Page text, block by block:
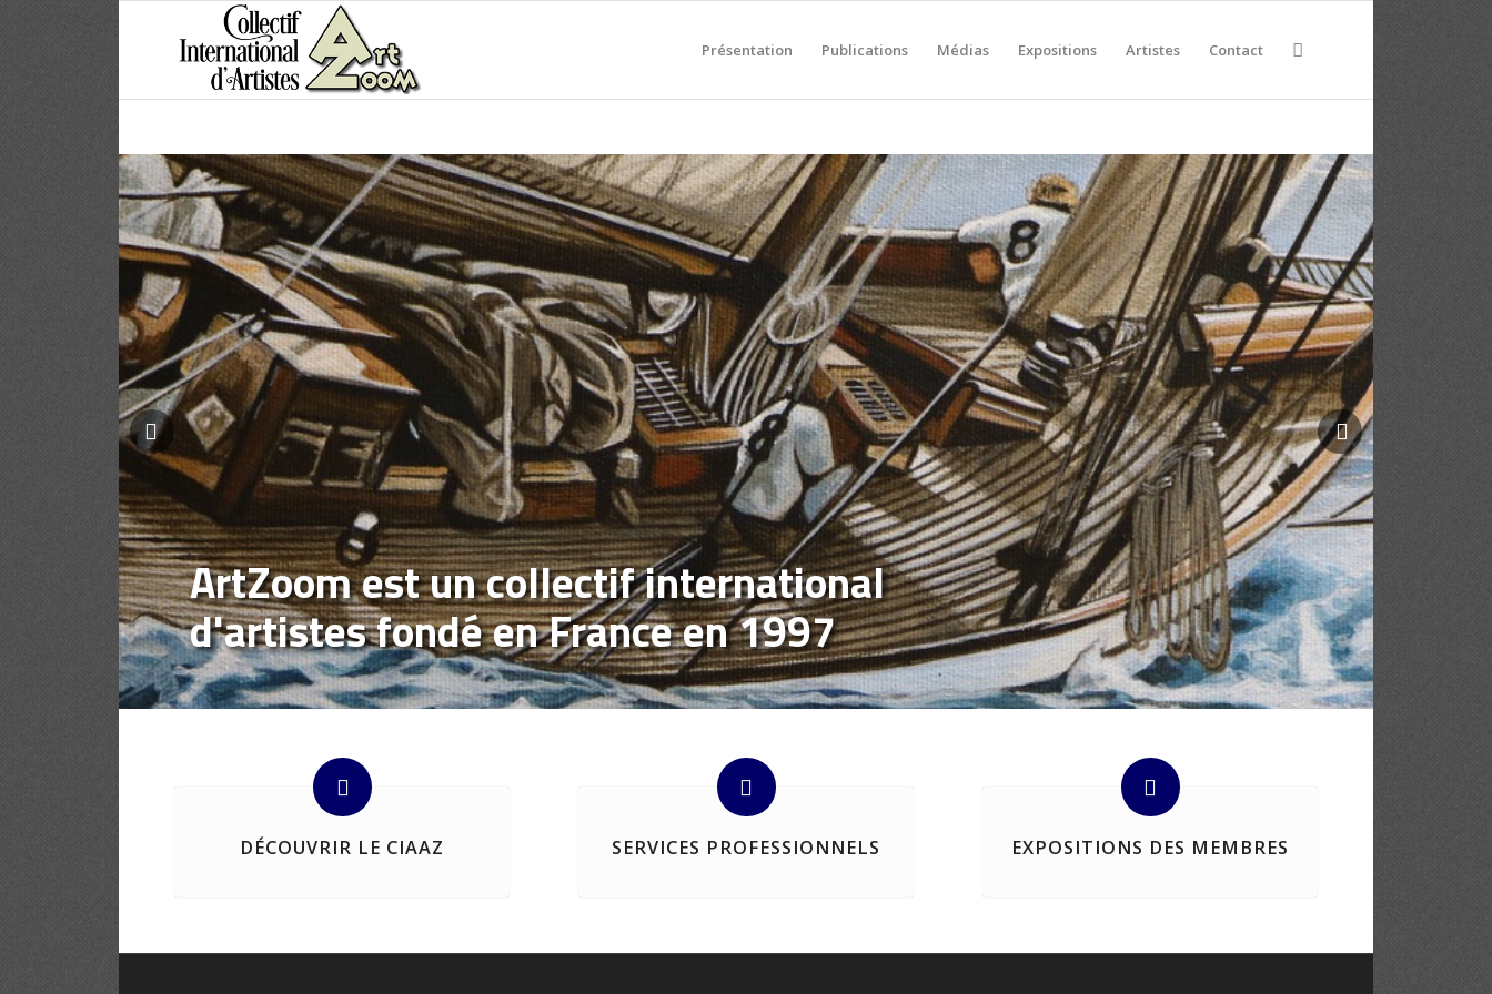
Présentation Publications Médias Expositions Artistes Contact
ArtZoom est un collectif international
d'artistes fondé en France en 1997
DÉCOUVRIR LE CIAAZ SERVICES PROFESSIONNELS EXPOSITIONS DES MEMBRES